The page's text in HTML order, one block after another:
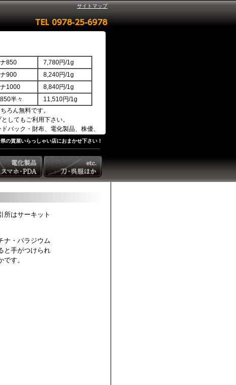
サイトマップ
850
7,780円/1g
900
8,240円/1g
1000
8,840円/1g
半々
11,510円/1g
ん無料です。
してもご利用下さい。
バック・財布、電化製品、株優、
の質屋いらっしゃい店におまかせ下さい！
所はサーキット
ナ・パラジウム
と手がつけられ
す。